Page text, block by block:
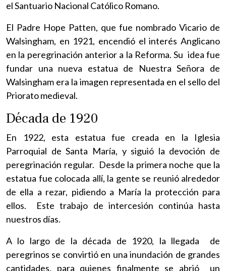
el Santuario Nacional Católico Romano.
El Padre Hope Patten, que fue nombrado Vicario de
Walsingham, en 1921, encendió el interés Anglicano
en la peregrinación anterior a la Reforma. Su idea fue
fundar una nueva estatua de Nuestra Señora de
Walsingham era la imagen representada en el sello del
Priorato medieval.
Década de 1920
En 1922, esta estatua fue creada en la Iglesia
Parroquial de Santa María, y siguió la devoción de
peregrinación regular. Desde la primera noche que la
estatua fue colocada allí, la gente se reunió alrededor
de ella a rezar, pidiendo a María la protección para
ellos. Este trabajo de intercesión continúa hasta
nuestros días.
A lo largo de la década de 1920, la llegada de
peregrinos se convirtió en una inundación de grandes
cantidades, para quienes finalmente se abrió un